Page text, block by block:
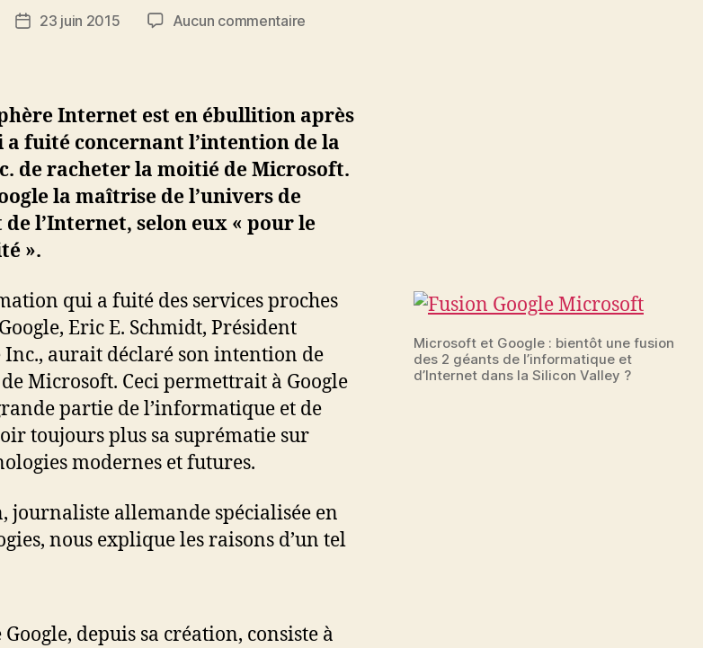
Date23 juin 2015 Aucun commentaire
racheter
Microsoft
Internet est en ébullition après
fuité concernant l’intention de la
de racheter la moitié de Microsoft.
la maîtrise de l’univers de
l’Internet, selon eux « pour le
».
Microsoft et Google : bientôt une fusion
des 2 géants de l’informatique et
d’Internet dans la Silicon Valley ?
qui a fuité des services proches
Eric E. Schmidt, Président
Inc., aurait déclaré son intention de
Microsoft. Ceci permettrait à Google
partie de l’informatique et de
toujours plus sa suprématie sur
modernes et futures.
journaliste allemande spécialisée en
nous explique les raisons d’un tel
depuis sa création, consiste à